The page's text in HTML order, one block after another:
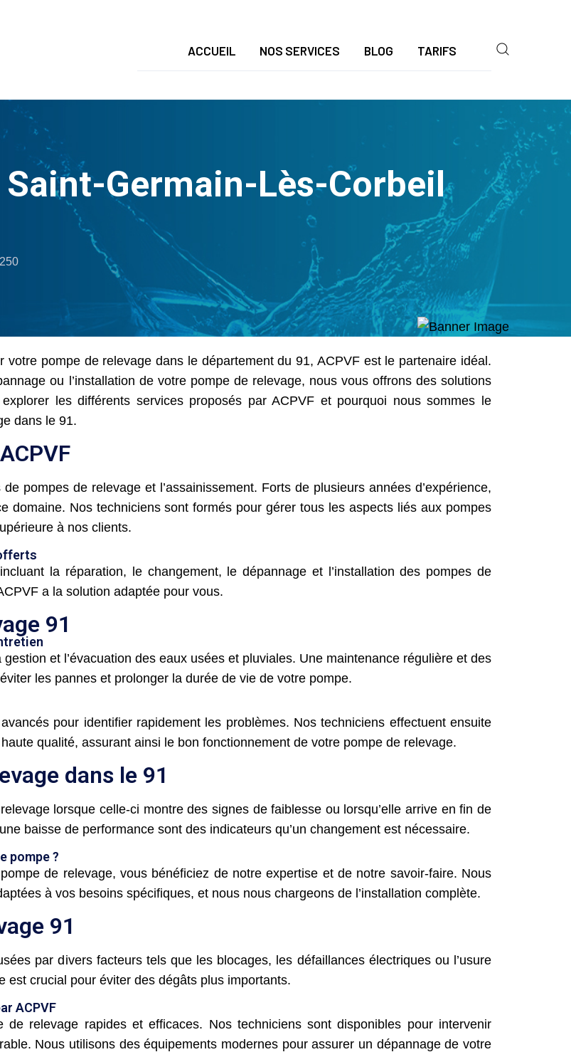
ACCUEIL NOS SERVICES BLOG TARIFS
Saint-Germain-Lès-Corbeil
pompe de relevage dans le département du 91, ACPVF est le partenaire idéal.
ou l’installation de votre pompe de relevage, nous vous offrons des solutions
les différents services proposés par ACPVF et pourquoi nous sommes le
dans le 91.
pompes de relevage et l’assainissement. Forts de plusieurs années d’expérience,
domaine. Nos techniciens sont formés pour gérer tous les aspects liés aux pompes
à nos clients.
la réparation, le changement, le dépannage et l’installation des pompes de
a la solution adaptée pour vous.
91
et l’évacuation des eaux usées et pluviales. Une maintenance régulière et des
les pannes et prolonger la durée de vie de votre pompe.
pour identifier rapidement les problèmes. Nos techniciens effectuent ensuite
qualité, assurant ainsi le bon fonctionnement de votre pompe de relevage.
dans le 91
lorsque celle-ci montre des signes de faiblesse ou lorsqu’elle arrive en fin de
baisse de performance sont des indicateurs qu’un changement est nécessaire.
pompe ?
de relevage, vous bénéficiez de notre expertise et de notre savoir-faire. Nous
à vos besoins spécifiques, et nous nous chargeons de l’installation complète.
91
par divers facteurs tels que les blocages, les défaillances électriques ou l’usure
crucial pour éviter des dégâts plus importants.
ACPVF
relevage rapides et efficaces. Nos techniciens sont disponibles pour intervenir
Nous utilisons des équipements modernes pour assurer un dépannage de votre